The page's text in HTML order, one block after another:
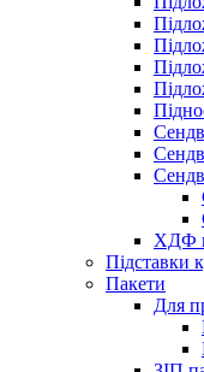
ХДФ
Підставки
Пакети
Для